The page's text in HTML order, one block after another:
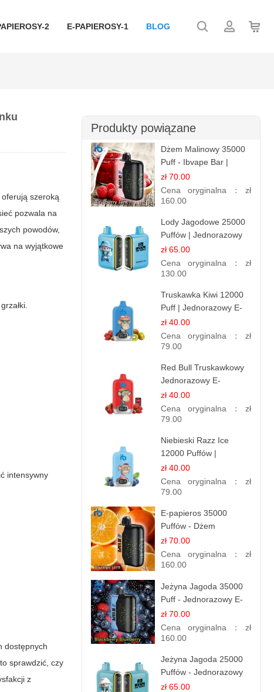
2 E-PAPIEROSY-1 BLOG
szeroką
pozwala na
powodów,
na wyjątkowe
intensywny
dostępnych
sprawdzić, czy
z
Produkty powiązane
Dżem Malinowy 35000
Puff - Ibvape Bar |
Słodki E-papieros
Jednorazowy
zł 70.00
Cena oryginalna： zł
160.00
Lody Jagodowe 25000
Puffów | Jednorazowy
E-papieros | Deserowy
Smak
zł 65.00
Cena oryginalna： zł
130.00
Truskawka Kiwi 12000
Puff | Jednorazowy E-
papierosy | Owocowa
Mieszanka
zł 40.00
Cena oryginalna： zł
79.00
Red Bull Truskawkowy
Jednorazowy E-
papierosy | Energy
Drink Smak
zł 40.00
Cena oryginalna： zł
79.00
Niebieski Razz Ice
12000 Puffów |
Jednorazowy E-
papieros | Jagodowy
Chłód
zł 40.00
Cena oryginalna： zł
79.00
E-papieros 35000
Puffów - Dżem
Pomarańczowy |
Aromatyczny i
Długotrwały
zł 70.00
Cena oryginalna： zł
160.00
Jeżyna Jagoda 35000
Puff - Jednorazowy E-
papieros | Smak
Leśnych Owoców
zł 70.00
Cena oryginalna： zł
160.00
Jeżyna Jagoda 25000
Puffów - Jednorazowy
E-papierosy | Smak
zł 65.00